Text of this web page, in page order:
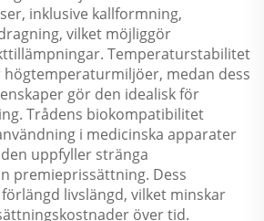
inklusive kallformning,
vilket möjliggör
Temperaturstabilitet
medan dess
gör den idealisk för
Trådens biokompatibilitet
i medicinska apparater
uppfyller stränga
premieprissättning. Dess
livslängd, vilket minskar
över tid.